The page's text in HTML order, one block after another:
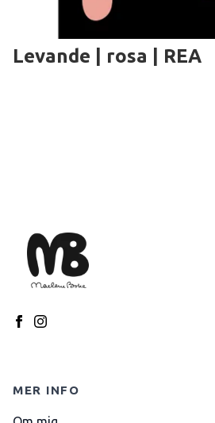
Levande | rosa | REA
MER INFO